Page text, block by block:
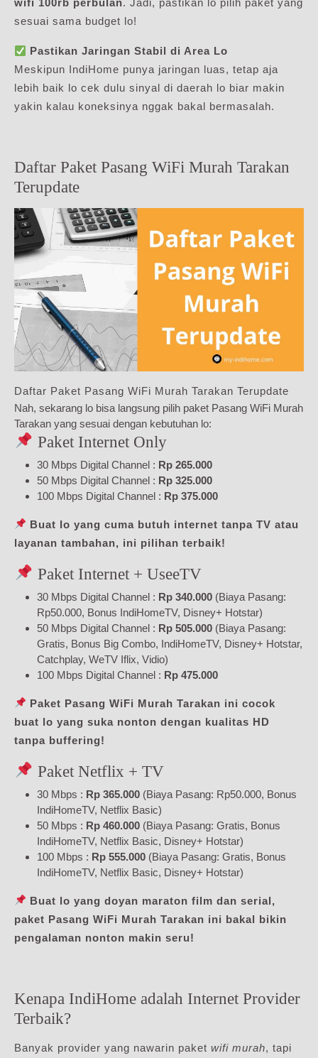
wifi 100rb perbulan. Jadi, pastikan lo pilih paket yang
sesuai sama budget lo!
Pastikan Jaringan Stabil di Area Lo
Meskipun IndiHome punya jaringan luas, tetap aja
lebih baik lo cek dulu sinyal di daerah lo biar makin
yakin kalau koneksinya nggak bakal bermasalah.
Daftar Paket Pasang WiFi Murah Tarakan
Terupdate
Daftar Paket Pasang WiFi Murah Tarakan Terupdate
Nah, sekarang lo bisa langsung pilih paket Pasang WiFi Murah
Tarakan yang sesuai dengan kebutuhan lo:
Paket Internet Only
30 Mbps Digital Channel : Rp 265.000
50 Mbps Digital Channel : Rp 325.000
100 Mbps Digital Channel : Rp 375.000
Buat lo yang cuma butuh internet tanpa TV atau
layanan tambahan, ini pilihan terbaik!
Paket Internet + UseeTV
30 Mbps Digital Channel : Rp 340.000 (Biaya Pasang:
Rp50.000, Bonus IndiHomeTV, Disney+ Hotstar)
50 Mbps Digital Channel : Rp 505.000 (Biaya Pasang:
Gratis, Bonus Big Combo, IndiHomeTV, Disney+ Hotstar,
Catchplay, WeTV Iflix, Vidio)
100 Mbps Digital Channel : Rp 475.000
Paket Pasang WiFi Murah Tarakan ini cocok
buat lo yang suka nonton dengan kualitas HD
tanpa buffering!
Paket Netflix + TV
30 Mbps : Rp 365.000 (Biaya Pasang: Rp50.000, Bonus
IndiHomeTV, Netflix Basic)
50 Mbps : Rp 460.000 (Biaya Pasang: Gratis, Bonus
IndiHomeTV, Netflix Basic, Disney+ Hotstar)
100 Mbps : Rp 555.000 (Biaya Pasang: Gratis, Bonus
IndiHomeTV, Netflix Basic, Disney+ Hotstar)
Buat lo yang doyan maraton film dan serial,
paket Pasang WiFi Murah Tarakan ini bakal bikin
pengalaman nonton makin seru!
Kenapa IndiHome adalah Internet Provider
Terbaik?
Banyak provider yang nawarin paket wifi murah, tapi